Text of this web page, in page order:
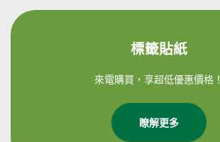
標籤貼紙
來電購買，享超低優惠價格！
瞭解更多